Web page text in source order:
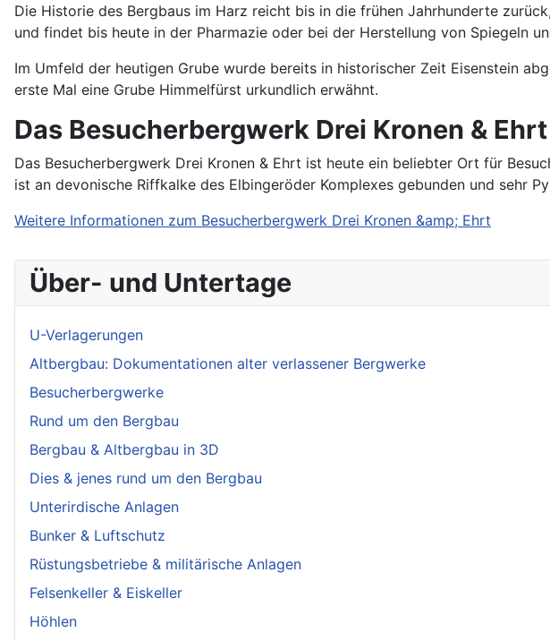
Die Historie des Bergbaus im Harz reicht bis in die frühen Jahrhunderte
und findet bis heute in der Pharmazie oder bei der Herstellung von Spiegeln
Im Umfeld der heutigen Grube wurde bereits in historischer Zeit Eisenstein
erste Mal eine Grube Himmelfürst urkundlich erwähnt.
Das Besucherbergwerk Drei Kronen & Ehrt
Das Besucherbergwerk Drei Kronen & Ehrt ist heute ein beliebter Ort für
ist an devonische Riffkalke des Elbingeröder Komplexes gebunden und sehr
Weitere Informationen zum Besucherbergwerk Drei Kronen &amp; Ehrt
Über- und Untertage
U-Verlagerungen
Altbergbau: Dokumentationen alter verlassener Bergwerke
Besucherbergwerke
Rund um den Bergbau
Bergbau & Altbergbau in 3D
Dies & jenes rund um den Bergbau
Unterirdische Anlagen
Bunker & Luftschutz
Rüstungsbetriebe & militärische Anlagen
Felsenkeller & Eiskeller
Höhlen